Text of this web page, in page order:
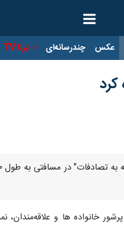
عکس چندرسانه‌ای ایرنا TV
خانواده ها و